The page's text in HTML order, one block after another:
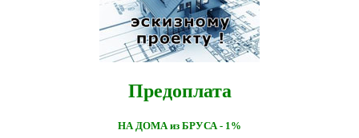
Предоплата
НА ДОМА из БРУСА - 1%